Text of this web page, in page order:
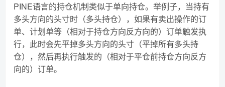
PINE语言的持仓机制类似于单向持仓。举例子，当持有
多头方向的头寸时（多头持仓），如果有卖出操作的订
单、计划单等（相对于持仓方向反方向的）订单触发执
行，此时会先平掉多头方向的头寸（平掉所有多头持
仓），然后再执行触发的（相对于平仓前持仓方向反方
向的）订单。